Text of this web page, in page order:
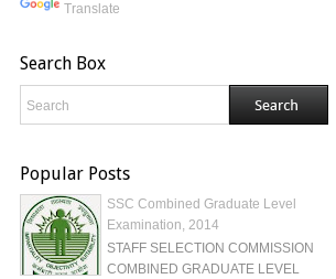
Translate
Search Box
Popular Posts
SSC Combined Graduate Level
Examination, 2014
STAFF SELECTION COMMISSION
COMBINED GRADUATE LEVEL